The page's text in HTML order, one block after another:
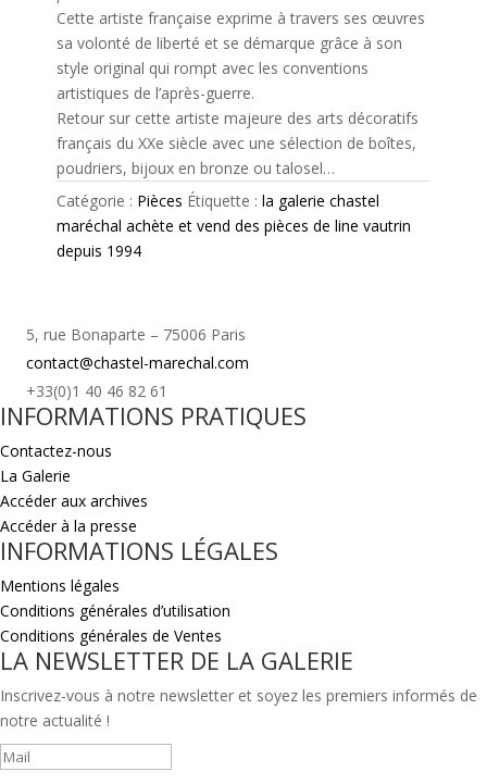
Cette artiste française exprime à travers ses œuvres
sa volonté de liberté et se démarque grâce à son
style original qui rompt avec les conventions
artistiques de l’après-guerre.
Retour sur cette artiste majeure des arts décoratifs
français du XXe siècle avec une sélection de boîtes,
poudriers, bijoux en bronze ou talosel…
Catégorie : Pièces Étiquette : la galerie chastel
maréchal achète et vend des pièces de line vautrin
depuis 1994
5, rue Bonaparte – 75006 Paris
contact@chastel-marechal.com
+33(0)1 40 46 82 61
INFORMATIONS PRATIQUES
Contactez-nous
La Galerie
Accéder aux archives
Accéder à la presse
INFORMATIONS LÉGALES
Mentions légales
Conditions générales d’utilisation
Conditions générales de Ventes
LA NEWSLETTER DE LA GALERIE
Inscrivez-vous à notre newsletter et soyez les premiers informés de
notre actualité !